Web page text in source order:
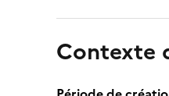
Contexte